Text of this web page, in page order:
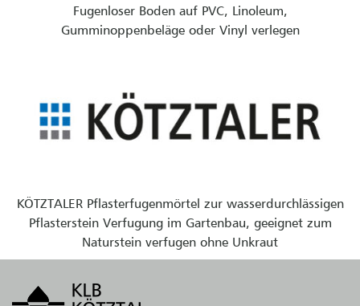
Fugenloser Boden auf PVC, Linoleum,
Gumminoppenbeläge oder Vinyl verlegen
KÖTZTALER Pflasterfugenmörtel zur wasserdurchlässigen
Pflasterstein Verfugung im Gartenbau, geeignet zum
Naturstein verfugen ohne Unkraut